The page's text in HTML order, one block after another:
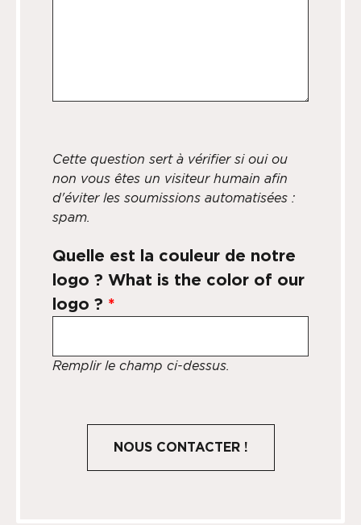
Cette question sert à vérifier si oui ou
non vous êtes un visiteur humain afin
d'éviter les soumissions automatisées :
spam.
Quelle est la couleur de notre
logo ? What is the color of our
logo ? *
Remplir le champ ci-dessus.